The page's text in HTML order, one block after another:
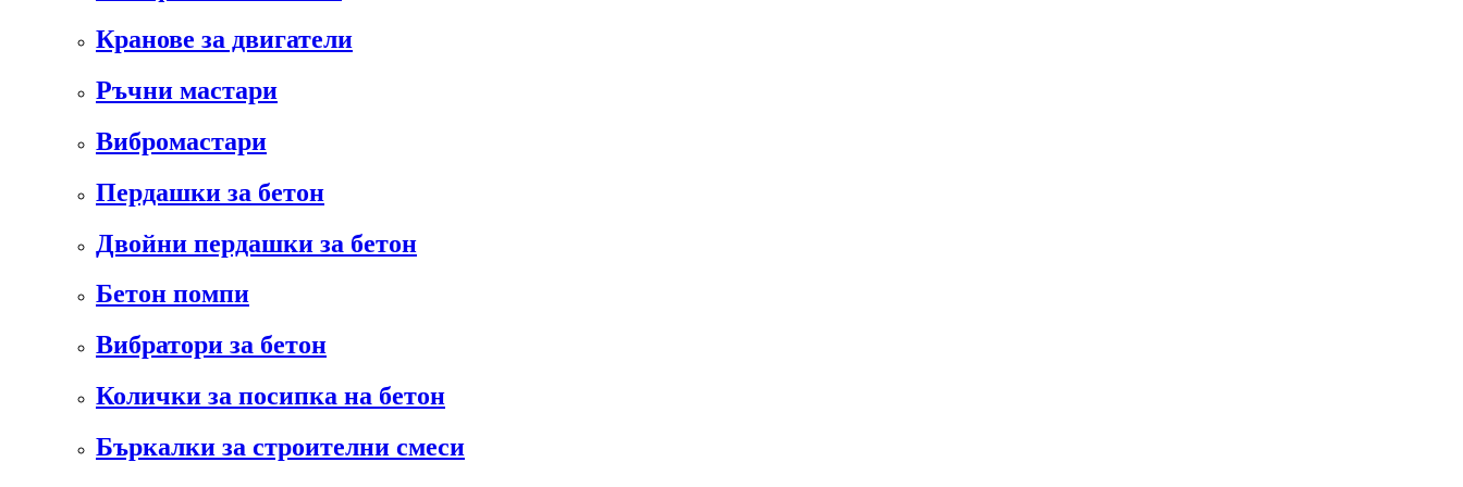
Кранове за двигатели
Ръчни мастари
Вибромастари
Пердашки за бетон
Двойни пердашки за бетон
Бетон помпи
Вибратори за бетон
Колички за посипка на бетон
Бъркалки за строителни смеси